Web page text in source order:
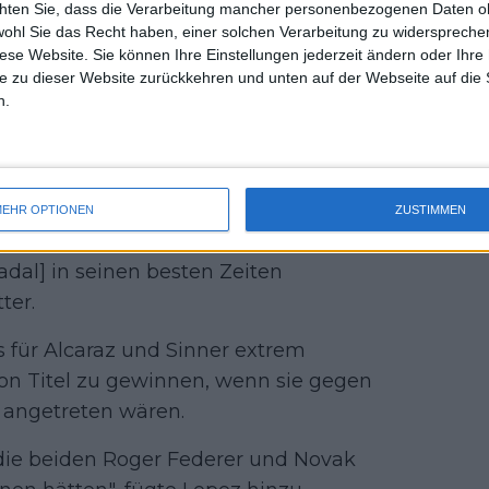
Sie, dass die Verarbeitung mancher personenbezogenen Daten
Sie das Recht haben, einer solchen Verarbeitung zu
Website. Sie können Ihre Einstellungen jederzeit ändern oder Ihre
zu dieser Website zurückkehren und unten auf der Webseite auf die
OPTIONEN ZUSTIMMEN
Mardy Fish fragte in den sozialen
Jannik Sinner gegen
in ihren besten Zeiten
antwortete der dreimalige
erklärte, dass das junge Duo bei
wenn es gegen Nadal angetreten
sie [Carlos Alcaraz/Jannik
in seinen besten Zeiten
für Alcaraz und Sinner extrem
Titel zu gewinnen, wenn sie gegen
wären.
beiden Roger Federer und Novak
uss
mal
des